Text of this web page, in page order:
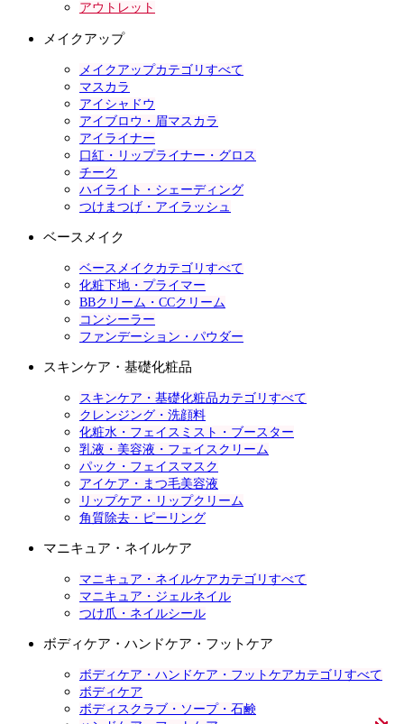
アウトレット
メイクアップ
メイクアップカテゴリすべて
マスカラ
アイシャドウ
アイブロウ・眉マスカラ
アイライナー
口紅・リップライナー・グロス
チーク
ハイライト・シェーディング
つけまつげ・アイラッシュ
ベースメイク
ベースメイクカテゴリすべて
化粧下地・プライマー
BBクリーム・CCクリーム
コンシーラー
ファンデーション・パウダー
スキンケア・基礎化粧品
スキンケア・基礎化粧品カテゴリすべて
クレンジング・洗顔料
化粧水・フェイスミスト・ブースター
乳液・美容液・フェイスクリーム
パック・フェイスマスク
アイケア・まつ毛美容液
リップケア・リップクリーム
角質除去・ピーリング
マニキュア・ネイルケア
マニキュア・ネイルケアカテゴリすべて
マニキュア・ジェルネイル
つけ爪・ネイルシール
ボディケア・ハンドケア・フットケア
ボディケア・ハンドケア・フットケアカテゴリすべて
ボディケア
ボディスクラブ・ソープ・石鹸